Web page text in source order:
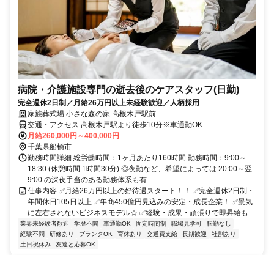
病院・介護施設専門の逝去後のケアスタッフ(日勤)
完全週休2日制／月給26万円以上未経験歓迎／人柄採用
家族葬式場 小さな森の家 高根木戸駅前
交通・アクセス 高根木戸駅より徒歩10分※車通勤OK
月給260,000円～400,000円
千葉県船橋市
勤務時間詳細 総労働時間：1ヶ月あたり160時間 勤務時間：9:00～
18:30 (休憩時間 1時間30分) ◎夜勤など、希望によっては 20:00～翌
9:00 の深夜手当のある勤務体系も有
仕事内容 ✅月給26万円以上の好待遇スタート！！ ✅完全週休2日制・
年間休日105日以上 ✅年商450億円見込みの安定・成長企業！ ✅景気
に左右されないビジネスモデル☆ ✅経験・成果・頑張りで即昇給も...
業界未経験者歓迎 学歴不問 車通勤OK 固定時間制 職場見学可
転勤なし
経験不問
研修あり ブランクOK 育休あり 交通費支給 長期歓迎
社割あり
土日祝休み
友達と応募OK